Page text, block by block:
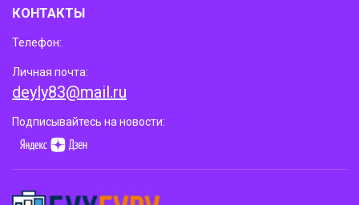
КОНТАКТЫ
Телефон:
Личная почта:
deyly83@mail.ru
Подписывайтесь на новости: